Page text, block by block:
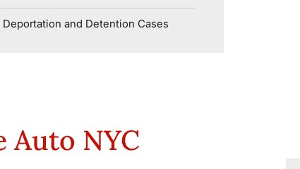
Deportation and Detention Cases
Auto NYC